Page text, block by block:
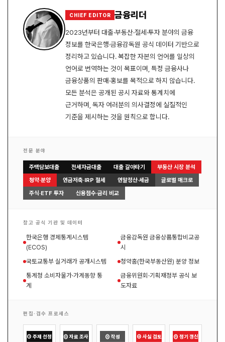
핑백:골든캐피탈대부 솔직 후기 및 조건 완벽 분석 (무직
자, 연체자 가능할까?)
MSI 대부 2025 최신 후기, 조건, 한도, 부결 사유 완
CHIEF EDITOR 금융리더
2023년부터 대출·부동산·절세·투자 분야의 금융
정보를 한국은행·금융감독원 공식 데이터 기반으로
정리하고 있습니다. 복잡한 자본의 언어를 일상의
언어로 번역하는 것이 목표이며, 특정 금융사나
금융상품의 판매·홍보를 목적으로 하지 않습니다.
모든 분석은 공개된 공시 자료와 통계치에
근거하며, 독자 여러분의 의사결정에 실질적인
기준을 제시하는 것을 원칙으로 합니다.
전문 분야
주택담보대출 전세자금대출 대출 갈아타기
부동산 시장 분석
청약·분양
연금저축·IRP 절세 연말정산·세금
글로벌 매크로
주식·ETF 투자
신용점수·금리 비교
참고 공식 기관 및 데이터
한국은행 경제통계시스템
(ECOS)
금융감독원 금융상품통합비교공
시
국토교통부 실거래가 공개시스템
청약홈(한국부동산원) 분양 정보
통계청 소비자물가·가계동향 통
계
금융위원회·기획재정부 공식 보
도자료
편집·검수 프로세스
① 주제 선정 ② 자료 조사 ③ 작성 ④ 사실 검토 ⑤ 정기 갱신